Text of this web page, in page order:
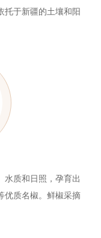
托于新疆的土壤和阳
，味道又香又甜。翠
水质和日照，孕育出
优质名椒。鲜椒采摘
上保持辣椒原有鲜